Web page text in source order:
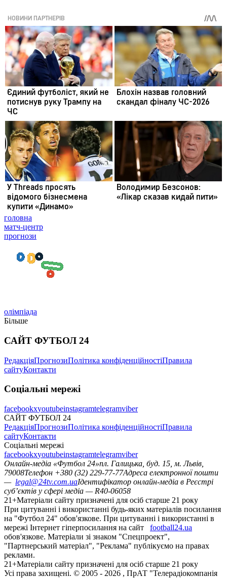
головна
матч-центр
прогнози
олімпіада
Більше
САЙТ ФУТБОЛ 24
РедакціяПрогнозиПолітика конфіденційностіПравила
сайтуКонтакти
Соціальні мережі
facebookxyoutubeinstagramtelegramviber
САЙТ ФУТБОЛ 24
РедакціяПрогнозиПолітика конфіденційностіПравила
сайтуКонтакти
Соціальні мережі
facebookxyoutubeinstagramtelegramviber
Онлайн-медіа «Футбол 24»пл. Галицька, буд. 15, м. Львів,
79008Телефон +380 (32) 229-77-77Адреса електронної пошти
— legal@24tv.com.uaІдентифікатор онлайн-медіа в Реєстрі
суб’єктів у сфері медіа — R40-06058
21+Матеріали сайту призначені для осіб старше 21 року
При цитуванні і використанні будь-яких матеріалів посилання
на "Футбол 24" обов'язкове. При цитуванні і використанні в
мережі Інтернет гіперпосилання на сайт
football24.ua
обов'язкове. Матеріали зі знаком "Спецпроект",
"Партнерський матеріал", "Реклама" публікуємо на правах
реклами.
21+Матеріали сайту призначені для осіб старше 21 року
Усi права захищенi. © 2005 - 2026 , ПрАТ "Телерадіокомпанія